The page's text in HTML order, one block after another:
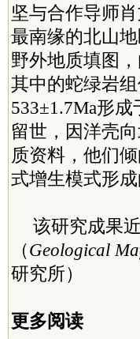
坚与合作导师
最南缘的北山
野外地质填图
其中的蛇绿岩
533±1.7Ma形
留世，因洋壳
质资料，他们
式增生模式形成
该研究成果
（Geological
研究所）
更多阅读